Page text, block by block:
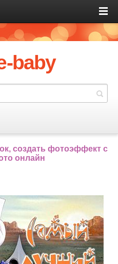
baby
создать фотоэффект с
онлайн